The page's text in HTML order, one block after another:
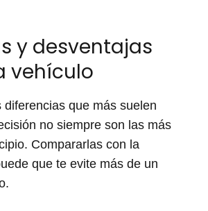
y desventajas
vehículo
diferencias que más suelen
no siempre son las más
Compararlas con la
que te evite más de un